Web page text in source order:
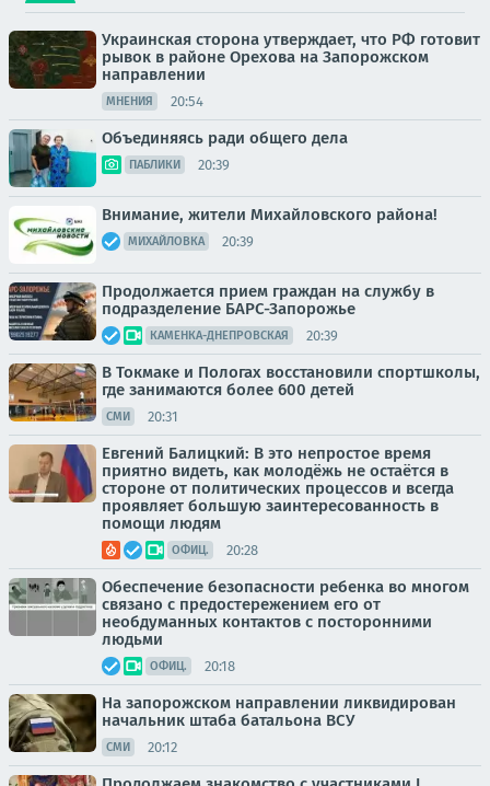
Украинская сторона утверждает, что РФ готовит
рывок в районе Орехова на Запорожском
направлении
МНЕНИЯ 20:54
Объединяясь ради общего дела
ПАБЛИКИ 20:39
Внимание, жители Михайловского района!
МИХАЙЛОВКА 20:39
Продолжается прием граждан на службу в
подразделение БАРС-Запорожье
КАМЕНКА-ДНЕПРОВСКАЯ 20:39
В Токмаке и Пологах восстановили спортшколы,
где занимаются более 600 детей
СМИ 20:31
Евгений Балицкий: В это непростое время
приятно видеть, как молодёжь не остаётся в
стороне от политических процессов и всегда
проявляет большую заинтересованность в
помощи людям
ОФИЦ. 20:28
Обеспечение безопасности ребенка во многом
связано с предостережением его от
необдуманных контактов с посторонними
людьми
ОФИЦ. 20:18
На запорожском направлении ликвидирован
начальник штаба батальона ВСУ
СМИ 20:12